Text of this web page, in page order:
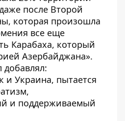
после Второй
которая произошла
все еще
Карабаха, который
Азербайджана».
добавлял:
и Украина, пытается
и поддерживаемый